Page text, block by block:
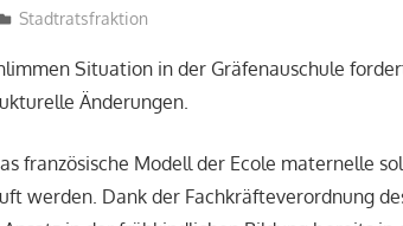
admin
Stadtratsfraktion
Situation in der Gräfenauschule
Änderungen.
französische Modell der Ecole maternelle
werden. Dank der Fachkräfteverordnung